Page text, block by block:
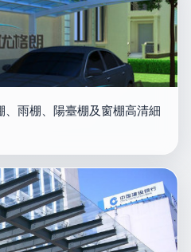
雨棚、陽臺棚及窗棚高清細